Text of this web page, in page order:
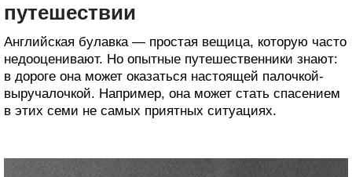
путешествии
Английская булавка — простая вещица, которую часто
недооценивают. Но опытные путешественники знают:
в дороге она может оказаться настоящей палочкой-
выручалочкой. Например, она может стать спасением
в этих семи не самых приятных ситуациях.